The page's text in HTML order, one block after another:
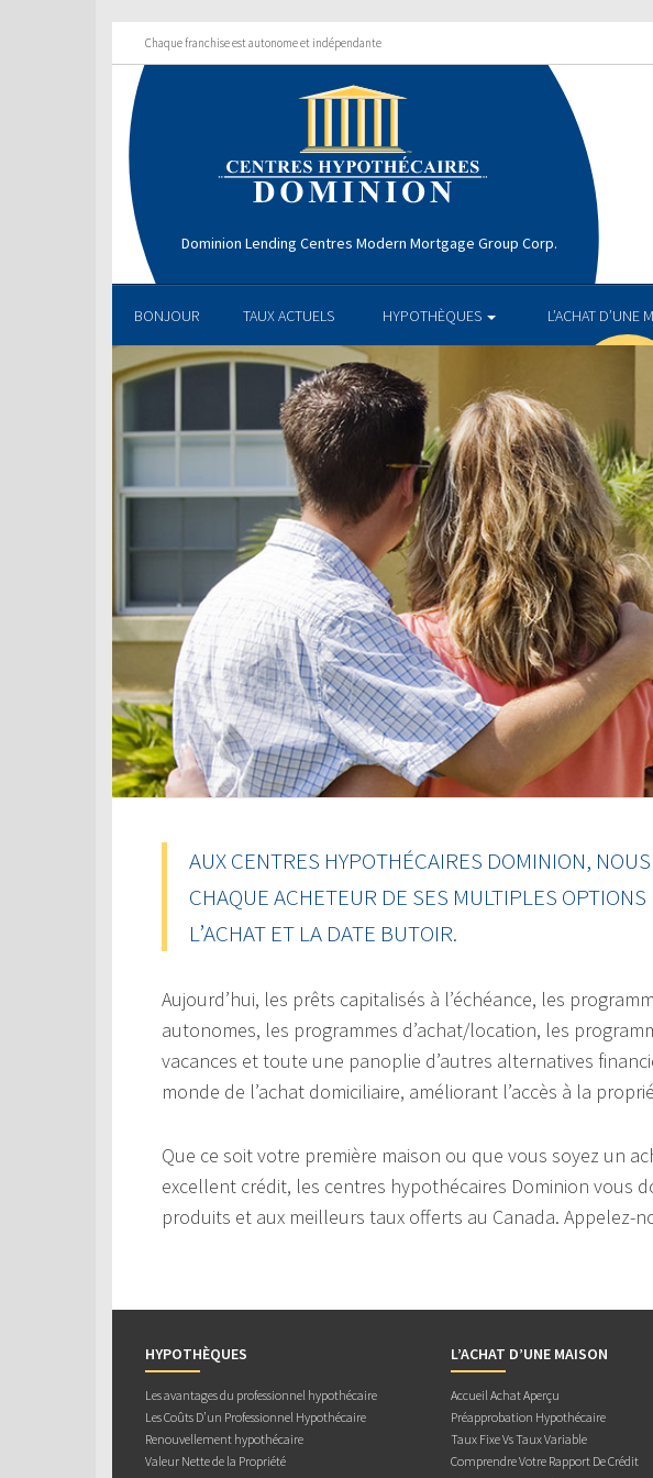
Chaque franchise est autonome et indépendante
Dominion Lending Centres Modern Mortgage Group Corp.
BONJOUR TAUX ACTUELS HYPOTHÈQUES L’ACHAT D’UNE
AUX CENTRES HYPOTHÉCAIRES DOMINION,
CHAQUE ACHETEUR DE SES MULTIPLES
L’ACHAT ET LA DATE BUTOIR.
Aujourd’hui, les prêts capitalisés à l’échéance, les
autonomes, les programmes d’achat/location, les
vacances et toute une panoplie d’autres alternatives
monde de l’achat domiciliaire, améliorant l’accès à la
Que ce soit votre première maison ou que vous soyez un
excellent crédit, les centres hypothécaires Dominion vous
produits et aux meilleurs taux offerts au Canada. Appelez-
HYPOTHÈQUES
Les avantages du professionnel hypothécaire
Les Coûts D’un Professionnel Hypothécaire
Renouvellement hypothécaire
Valeur Nette de la Propriété
L’ACHAT D’UNE MAISON
Accueil Achat Aperçu
Préapprobation Hypothécaire
Taux Fixe Vs Taux Variable
Comprendre Votre Rapport De Crédit